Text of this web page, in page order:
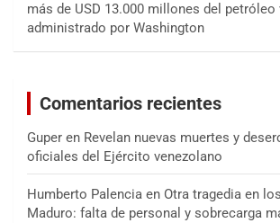
más de USD 13.000 millones del petróleo
administrado por Washington
Comentarios recientes
Guper en Revelan nuevas muertes y
oficiales del Ejército venezolano
Humberto Palencia en Otra tragedia en
Maduro: falta de personal y sobrecarga